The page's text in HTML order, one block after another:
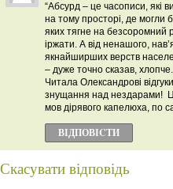
“Абсурд – це часописи, які
на тому просторі, де могли
яких тягне на безсоромний
іржати. А від ненашого,
якнайширших верств
– дуже точно сказав, хлопче.
Читала Олександрові
знущання над нездарами!
мов дірявого капелюха, по
ВІДПОВІCТИ
Скасувати відповідь